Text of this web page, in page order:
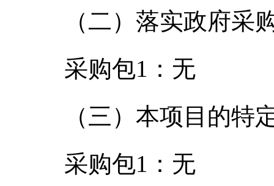
（二）落实政府采
采购包1：无
（三）本项目的特
采购包1：无